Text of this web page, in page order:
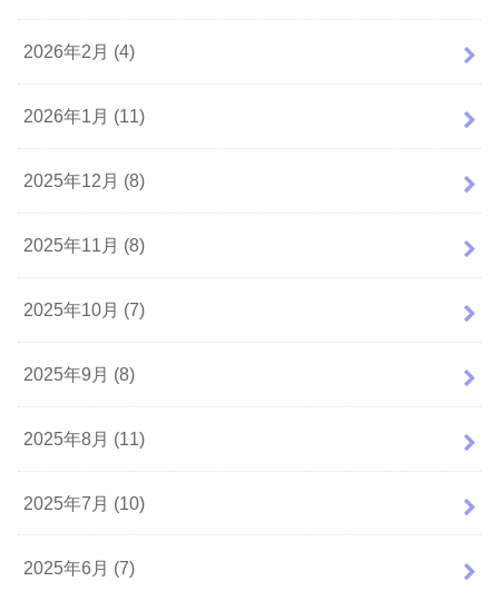
2026年2月 (4)
2026年1月 (11)
2025年12月 (8)
2025年11月 (8)
2025年10月 (7)
2025年9月 (8)
2025年8月 (11)
2025年7月 (10)
2025年6月 (7)